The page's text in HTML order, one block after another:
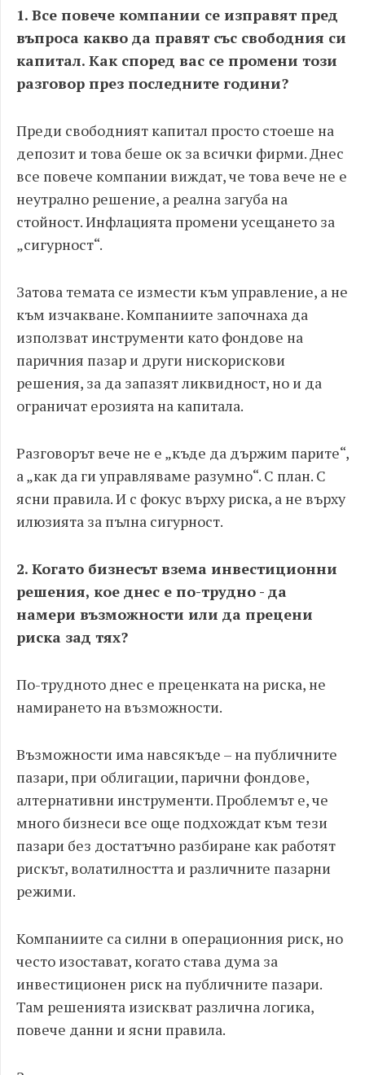
1. Все повече компании се изправят пред
въпроса какво да правят със свободния си
капитал. Как според вас се промени този
разговор през последните години?
Преди свободният капитал просто стоеше на
депозит и това беше ок за всички фирми. Днес
все повече компании виждат, че това вече не е
неутрално решение, а реална загуба на
стойност. Инфлацията промени усещането за
„сигурност“.
Затова темата се измести към управление, а не
към изчакване. Компаниите започнаха да
използват инструменти като фондове на
паричния пазар и други нискорискови
решения, за да запазят ликвидност, но и да
ограничат ерозията на капитала.
Разговорът вече не е „къде да държим парите“,
а „как да ги управляваме разумно“. С план. С
ясни правила. И с фокус върху риска, а не върху
илюзията за пълна сигурност.
2. Когато бизнесът взема инвестиционни
решения, кое днес е по-трудно - да
намери възможности или да прецени
риска зад тях?
По-трудното днес е преценката на риска, не
намирането на възможности.
Възможности има навсякъде – на публичните
пазари, при облигации, парични фондове,
алтернативни инструменти. Проблемът е, че
много бизнеси все още подхождат към тези
пазари без достатъчно разбиране как работят
рискът, волатилността и различните пазарни
режими.
Компаниите са силни в операционния риск, но
често изостават, когато става дума за
инвестиционен риск на публичните пазари.
Там решенията изискват различна логика,
повече данни и ясни правила.